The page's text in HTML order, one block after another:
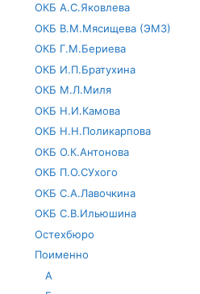
ОКБ А.С.Яковлева
ОКБ В.М.Мясищева (ЭМЗ)
ОКБ Г.М.Бериева
ОКБ И.П.Братухина
ОКБ М.Л.Миля
ОКБ Н.И.Камова
ОКБ Н.Н.Поликарпова
ОКБ О.К.Антонова
ОКБ П.О.СУхого
ОКБ С.А.Лавочкина
ОКБ С.В.Ильюшина
Остехбюро
Поименно
А